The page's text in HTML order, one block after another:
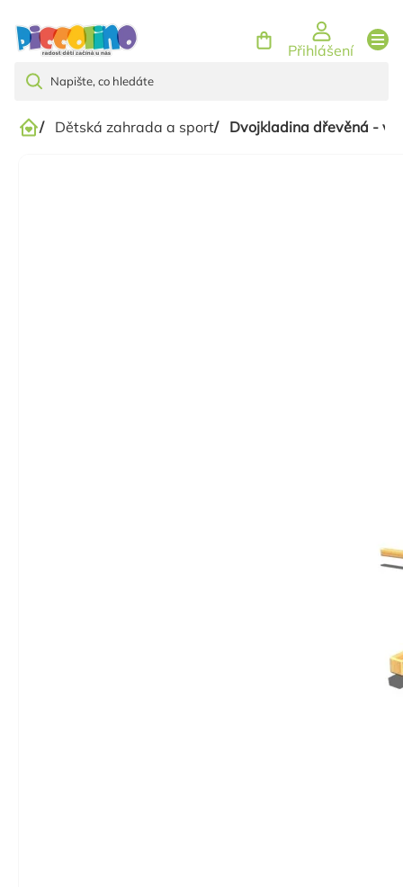
Přihlášení
Domů
/ Dětská zahrada a sport/ Dvojkladina dřevěná -